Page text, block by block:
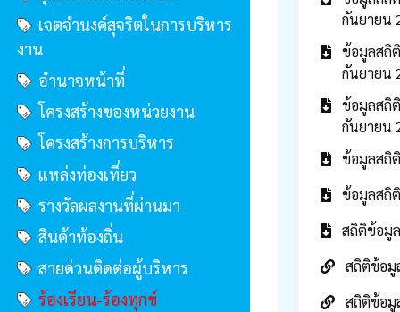
เจตจำนงค์สุจริตในการบริหาร
งาน
อำนาจหน้าที่
โครงสร้างของหน่วยงาน
โครงสร้างการบริหาร
แหล่งท่องเที่ยว
รางวัลผลงานที่ผ่านมา
สินค้าท้องถิ่น
สายด่วนติดต่อผู้บริหาร
ร้องเรียน-ร้องทุกข์
กันยายน
ข้อมูลสถิ
กันยายน
ข้อมูลสถิ
กันยายน
ข้อมูลสถิ
ข้อมูลสถิ
สถิติข้อมู
สถิติข้อมู
สถิติข้อมู